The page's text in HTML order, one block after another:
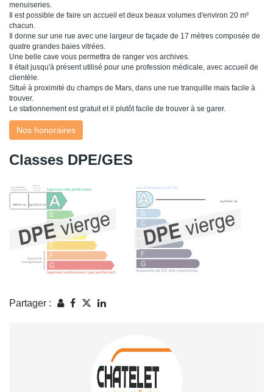
menuiseries.
Il est possible de faire un accueil et deux beaux volumes d'environ 20 m²
chacun.
Il donne sur une rue avec une largeur de façade de 17 mètres composée de
quatre grandes baies vitrées.
Une belle cave vous permettra de ranger vos archives.
Il était jusqu'à présent utilisé pour une profession médicale, avec accueil de
clientèle.
Situé à proximité du champs de Mars, dans une rue tranquille mais facile à
trouver.
Le stationnement est gratuit et il plutôt facile de trouver à se garer.
Nos honoraires
Classes DPE/GES
Partager :